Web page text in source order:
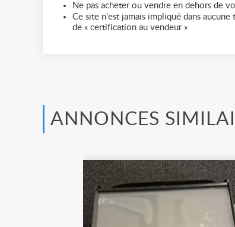
Ne pas acheter ou vendre en dehors de
Ce site n'est jamais impliqué dans
de « certification au vendeur »
ANNONCES